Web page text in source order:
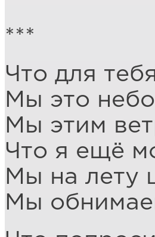
***
Что для
Мы это
Мы этим
Что я ещё
Мы на лету
Мы